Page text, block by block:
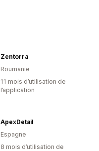
Zentorra
Roumanie
11 mois d’utilisation de
l’application
ApexDetail
Espagne
8 mois d’utilisation de